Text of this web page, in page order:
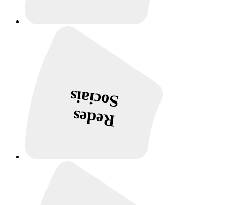
Redes
Sociais